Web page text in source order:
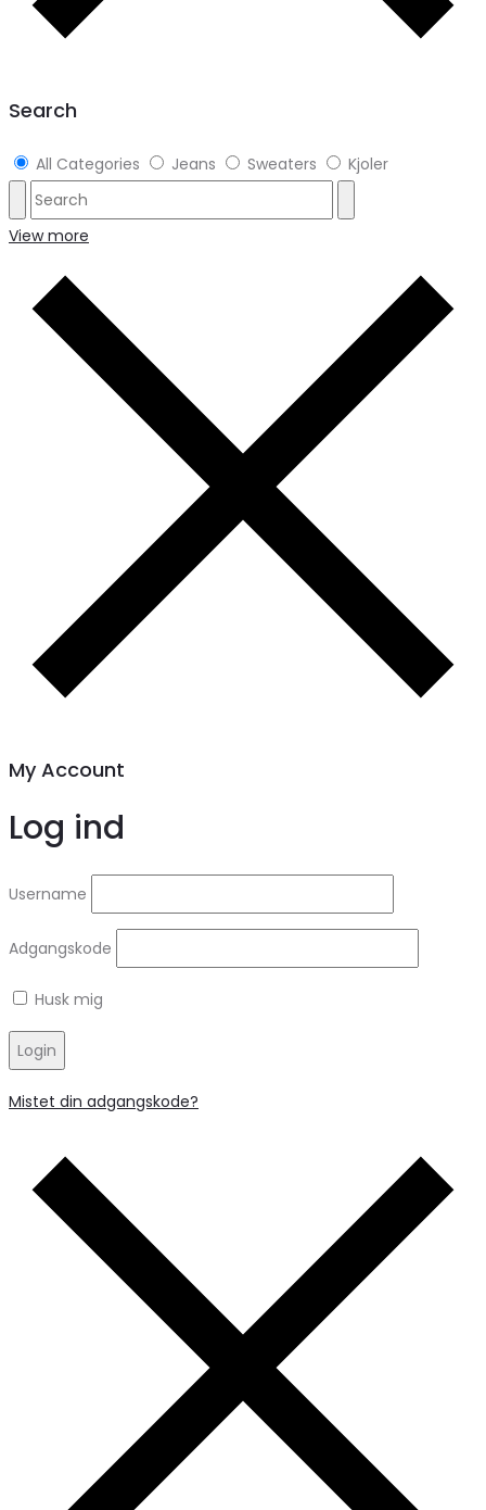
Search
All Categories Jeans Sweaters Kjoler
View more
My Account
Log ind
Username
Adgangskode
Husk mig
Login
Mistet din adgangskode?